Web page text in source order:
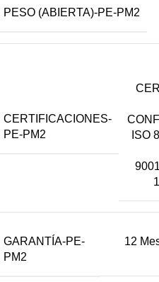
PESO (ABIERTA)-PE-PM2
CERTIFICACIONES-
PE-PM2
ISO
GARANTÍA-PE-
PM2
12